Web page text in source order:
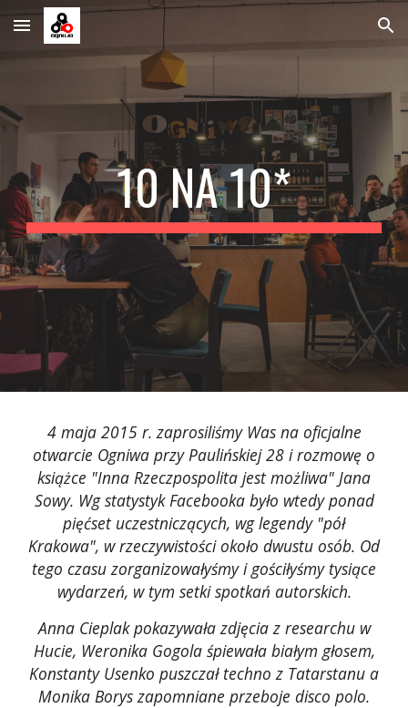
Skip to main content Skip to navigation
10 NA 10*
4 maja 2015 r. zaprosiliśmy Was na oficjalne
otwarcie Ogniwa przy Paulińskiej 28 i rozmowę o
książce "Inna Rzeczpospolita jest możliwa" Jana
Sowy. Wg statystyk Facebooka było wtedy ponad
pięćset uczestniczących, wg legendy "pół
Krakowa", w rzeczywistości około dwustu osób. Od
tego czasu zorganizowałyśmy i gościłyśmy tysiące
wydarzeń, w tym setki spotkań autorskich.
Anna Cieplak pokazywała zdjęcia z researchu w
Hucie, Weronika Gogola śpiewała białym głosem,
Konstanty Usenko puszczał techno z Tatarstanu a
Monika Borys zapomniane przeboje disco polo.